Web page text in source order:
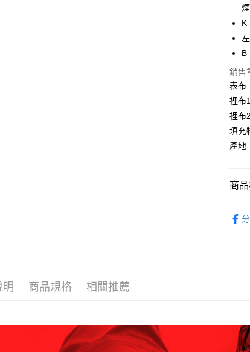
相關
便
１
３
【「
１
３
絡
２
３
ATM
運
全家
每筆
每筆
萊
付
每
銷售
表布
裡布
裡布
填充
產地
商
明 商品規格 相關推薦